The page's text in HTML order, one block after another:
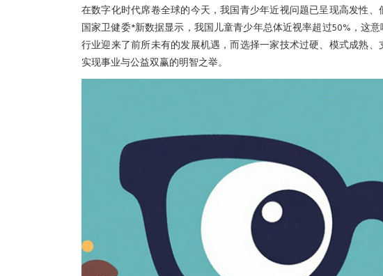
在数字化时代席卷全球的今天，我国青少年近视问题已呈现高发性
国家卫健委*新数据显示，我国儿童青少年总体近视率超过50%，这
行业迎来了前所未有的发展机遇，而选择一家技术过硬、模式成熟
实现事业与公益双赢的明智之举。